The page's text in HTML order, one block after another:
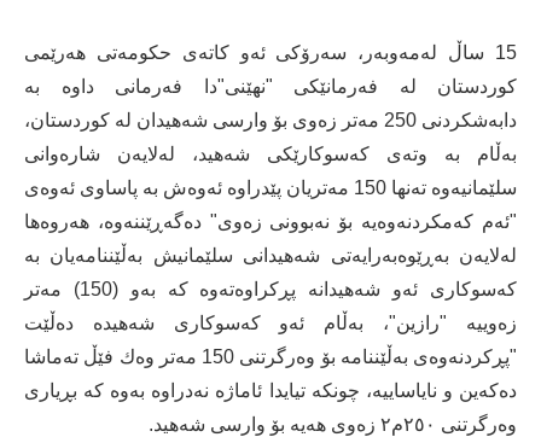
15 ساڵ لەمەوبەر، سەرۆكی ئەو كاتەی حكومەتی هەرێمی
كوردستان لە فەرمانێكی "نهێنی"دا فەرمانی داوە بە
دابەشكردنی 250 مەتر زەوی بۆ وارسی شەهیدان لە كوردستان،
بەڵام بە وتەی كەسوكارێكی شەهید، لەلایەن شارەوانی
سلێمانیەوە تەنها 150 مەتریان پێدراوە ئەوەش بە پاساوی ئەوەی
"ئەم كەمكردنەوەیە بۆ نەبوونی زەوی" دەگەڕێننەوە، هەروەها
لەلایەن بەڕێوەبەرایەتی شەهیدانی سلێمانیش بەڵێننامەیان بە
كەسوكاری ئەو شەهیدانە پڕكراوەتەوە كە بەو (150) مەتر
زەوییە "رازین"، بەڵام ئەو كەسوكاری شەهیدە دەڵێت
"پڕكردنەوەی بەڵێننامە بۆ وەرگرتنی 150 مەتر وەك فێڵ تەماشا
دەكەین و نایاساییە، چونکە تیایدا ئاماژە نەدراوە بەوە کە بڕیاری
وەرگرتنی ٢٥٠م٢ زەوی هەیە بۆ وارسی شەهید.